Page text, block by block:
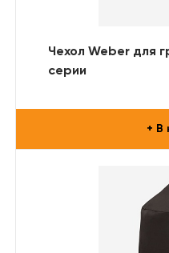
Чехол Weber для
серии
+ В